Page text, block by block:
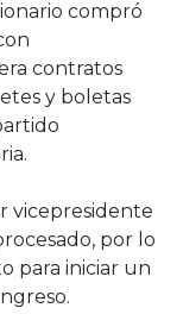
compró
contratos
y boletas
vicepresidente
por lo
para iniciar un